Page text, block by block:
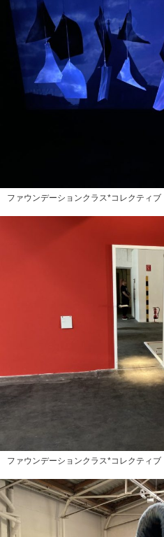
ファウンデーションクラス*コレクティブ
ファウンデーションクラス*コレクティブ